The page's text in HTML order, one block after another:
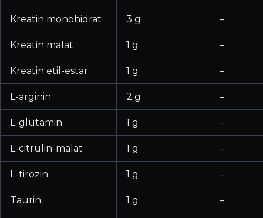
Kreatin monohidrat 3 g –
Kreatin malat 1 g –
Kreatin etil-estar 1 g –
L-arginin 2 g –
L-glutamin 1 g –
L-citrulin-malat 1 g –
L-tirozin 1 g –
Taurin 1 g –